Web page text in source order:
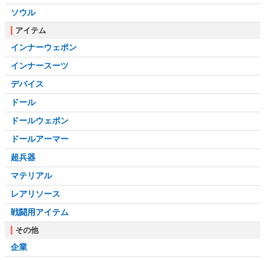
ソウル
アイテム
インナーウェポン
インナースーツ
デバイス
ドール
ドールウェポン
ドールアーマー
超兵器
マテリアル
レアリソース
戦闘用アイテム
その他
企業